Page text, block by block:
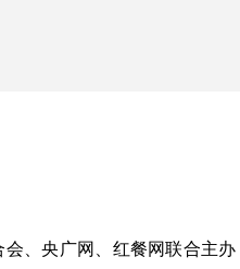
、央广网、红餐网联合主办